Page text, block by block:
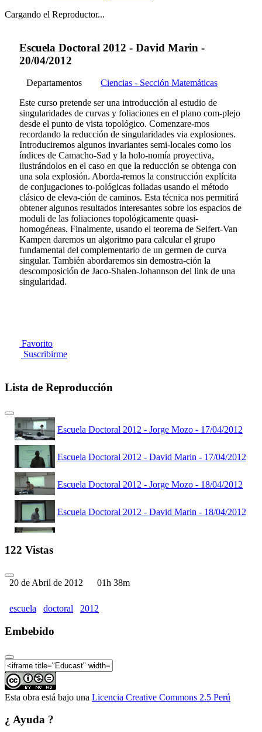
Cargando el Reproductor...
Escuela Doctoral 2012 - David Marin -
20/04/2012
Departamentos
Ciencias - Sección Matemáticas
Este curso pretende ser una introducción al estudio de
singularidades de curvas y foliaciones en el plano com-plejo
desde el punto de vista topológico. Comenzare-mos
recordando la reducción de singularidades via explosiones.
Introduciremos algunos invariantes semi-locales como los
índices de Camacho-Sad y la holo-nomía proyectiva,
ilustrándolos en el caso en que la reducción se obtenga con
una sola explosión. Aborda-remos la construcción explícita
de conjugaciones to-pológicas foliadas usando el método
clásico de eleva-ción de caminos. Esta técnica nos permitirá
obtener algunos resultados interesantes sobre los espacios de
moduli de las foliaciones topológicamente quasi-
homogéneas. Finalmente, usando el teorema de Seifert-Van
Kampen daremos un algoritmo para calcular el grupo
fundamental del complementario de un germen de curva
singular. También abordaremos sin demostra-ción la
descomposición de Jaco-Shalen-Johannson del link de una
singularidad.
Favorito
Suscribirme
Lista de Reproducción
Escuela Doctoral 2012 - Jorge Mozo - 17/04/2012
Escuela Doctoral 2012 - David Marin - 17/04/2012
Escuela Doctoral 2012 - Jorge Mozo - 18/04/2012
Escuela Doctoral 2012 - David Marin - 18/04/2012
122 Vistas
20 de Abril de 2012 01h 38m
escuela doctoral 2012
Embebido
Esta obra está bajo una Licencia Creative Commons 2.5 Perú
¿ Ayuda ?